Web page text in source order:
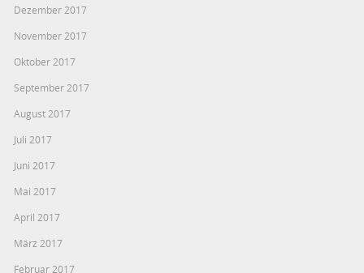
Dezember 2017
November 2017
Oktober 2017
September 2017
August 2017
Juli 2017
Juni 2017
Mai 2017
April 2017
März 2017
Februar 2017